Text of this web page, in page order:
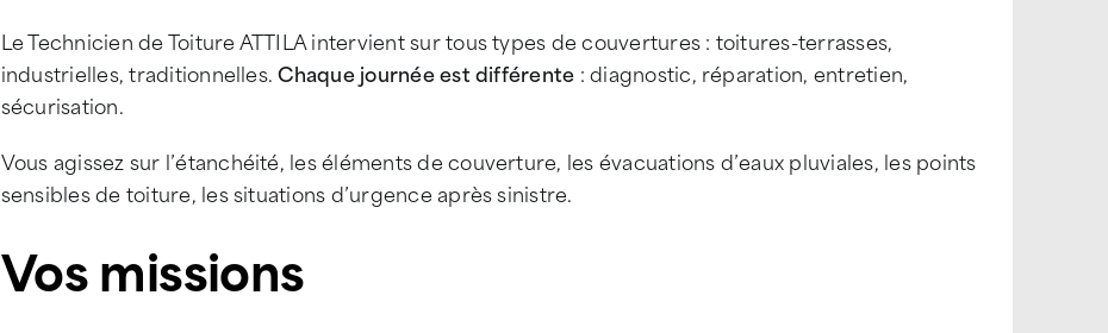
Le Technicien de Toiture ATTILA intervient sur tous types de couvertures : toitures-terrasses,
industrielles, traditionnelles.Chaque journée est différente : diagnostic, réparation, entretien,
sécurisation.
Vous agissez sur l’étanchéité, les éléments de couverture, les évacuations d’eaux pluviales, les points
sensibles de toiture, les situations d’urgence après sinistre.
Vos missions